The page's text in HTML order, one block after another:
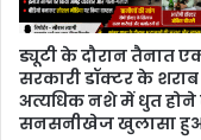
ड्यूटी के दौरान तैनात
सरकारी डॉक्टर के
अत्यधिक नशे में धुत होने
सनसनीखेज खुलासा